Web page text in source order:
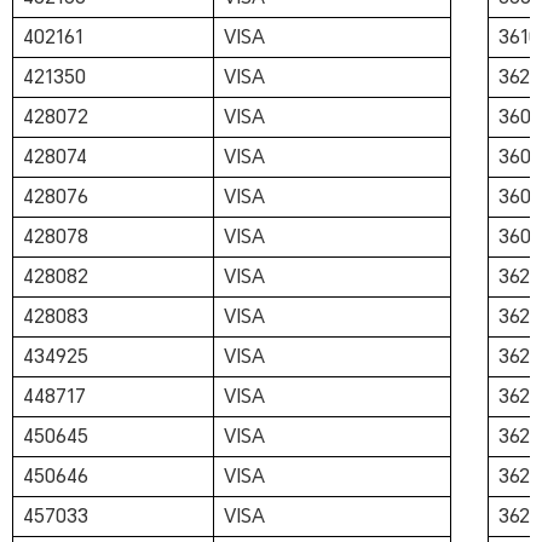
402161
VISA
421350
VISA
428072
VISA
428074
VISA
428076
VISA
428078
VISA
428082
VISA
428083
VISA
434925
VISA
448717
VISA
450645
VISA
450646
VISA
457033
VISA